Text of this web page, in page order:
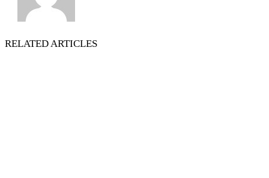
RELATED ARTICLES